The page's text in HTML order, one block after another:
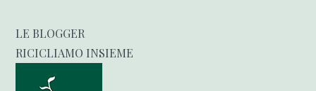
LE BLOGGER
RICICLIAMO INSIEME